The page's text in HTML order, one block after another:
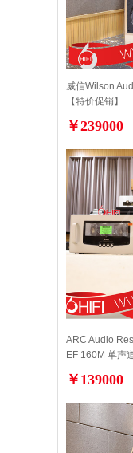
威信Wilson
【特价促销】
￥239000
ARC Audio
EF 160M 单声
￥139000